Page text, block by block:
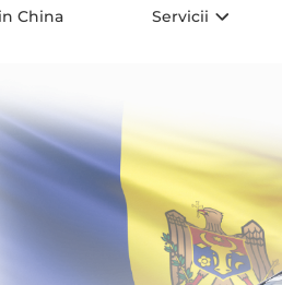
China Servicii